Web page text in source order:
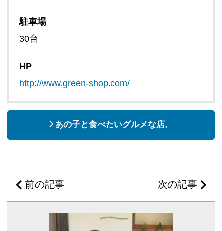
駐車場
30台
HP
http://www.green-shop.com/
あの子と食べたいグルメな店。
前の記事 次の記事